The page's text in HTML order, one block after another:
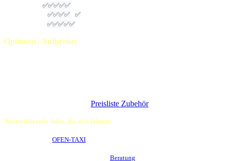
✅✅✅✅✅
✅✅✅✅ ✅
✅✅✅✅✅
Optionen / Aufpreise:
Preisliste Zubehöroder
Weiterführende Infos, die sich lohnen:
OFEN-TAXI
Beratung